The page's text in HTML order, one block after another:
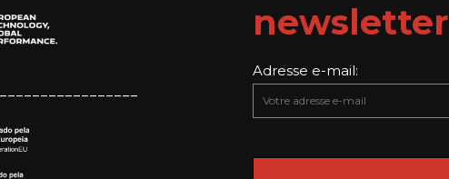
newsletter
Adresse e-mail: